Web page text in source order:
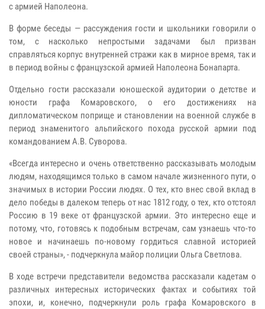
с армией Наполеона.
В форме беседы — рассуждения гости и школьники говорили о
том, с насколько непростыми задачами был призван
справляться корпус внутренней стражи как в мирное время, так и
в период войны с французской армией Наполеона Бонапарта.
Отдельно гости рассказали юношеской аудитории о детстве и
юности графа Комаровского, о его достижениях на
дипломатическом поприще и становлении на военной службе в
период знаменитого альпийского похода русской армии под
командованием А.В. Суворова.
«Всегда интересно и очень ответственно рассказывать молодым
людям, находящимся только в самом начале жизненного пути, о
значимых в истории России людях. О тех, кто внес свой вклад в
дело победы в далеком теперь от нас 1812 году, о тех, кто отстоял
Россию в 19 веке от французской армии. Это интересно еще и
потому, что, готовясь к подобным встречам, сам узнаешь что-то
новое и начинаешь по-новому гордиться славной историей
своей страны», - подчеркнула майор полиции Ольга Светлова.
В ходе встречи представители ведомства рассказали кадетам о
различных интересных исторических фактах и событиях той
эпохи, и, конечно, подчеркнули роль графа Комаровского в